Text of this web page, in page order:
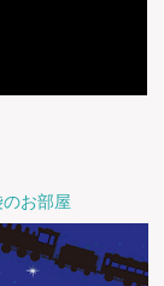
お部屋